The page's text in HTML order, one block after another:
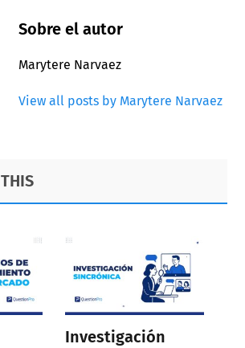
Sobre el autor
Marytere Narvaez
View all posts by Marytere Narvaez
Investigación